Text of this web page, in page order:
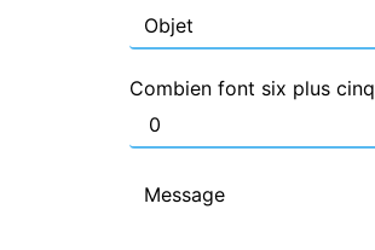
Combien font six plus cinq